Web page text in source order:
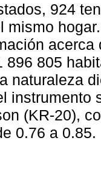
924
mismo
896 805
naturaleza
instrumento
(KR-20),
0.76 a 0.85.